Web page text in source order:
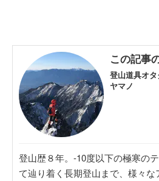
この記事
登山道具オタ
ヤマノ
登山歴８年。-10度以下の極寒の
て辿り着く長期登山まで、様々な